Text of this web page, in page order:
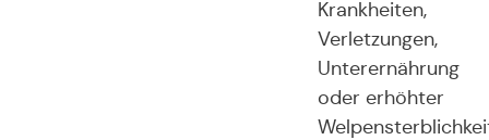
Krankheiten,
Verletzungen,
Unterernährung
oder erhöhter